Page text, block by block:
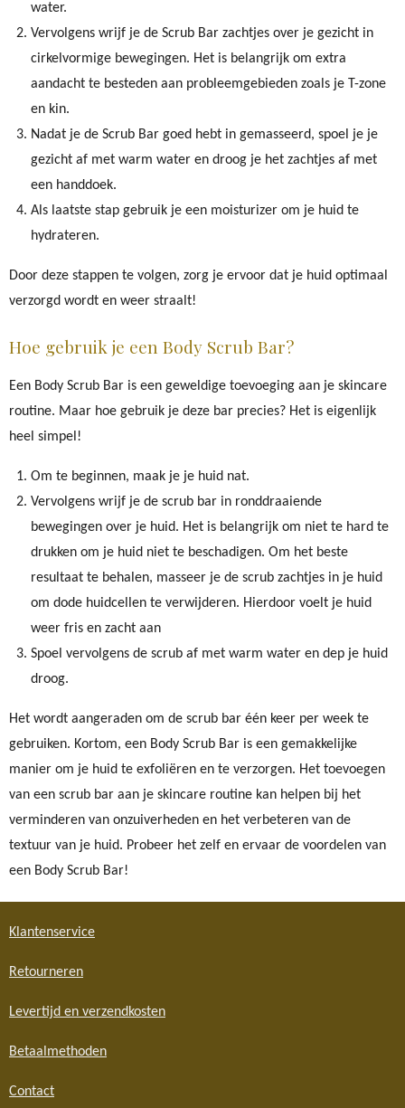
water.
Vervolgens wrijf je de Scrub Bar zachtjes over je gezicht in
cirkelvormige bewegingen. Het is belangrijk om extra
aandacht te besteden aan probleemgebieden zoals je T-zone
en kin.
Nadat je de Scrub Bar goed hebt in gemasseerd, spoel je je
gezicht af met warm water en droog je het zachtjes af met
een handdoek.
Als laatste stap gebruik je een moisturizer om je huid te
hydrateren.
Door deze stappen te volgen, zorg je ervoor dat je huid optimaal
verzorgd wordt en weer straalt!
Hoe gebruik je een Body Scrub Bar?
Een Body Scrub Bar is een geweldige toevoeging aan je skincare
routine. Maar hoe gebruik je deze bar precies? Het is eigenlijk
heel simpel!
Om te beginnen, maak je je huid nat.
Vervolgens wrijf je de scrub bar in ronddraaiende
bewegingen over je huid. Het is belangrijk om niet te hard te
drukken om je huid niet te beschadigen. Om het beste
resultaat te behalen, masseer je de scrub zachtjes in je huid
om dode huidcellen te verwijderen. Hierdoor voelt je huid
weer fris en zacht aan
Spoel vervolgens de scrub af met warm water en dep je huid
droog.
Het wordt aangeraden om de scrub bar één keer per week te
gebruiken. Kortom, een Body Scrub Bar is een gemakkelijke
manier om je huid te exfoliëren en te verzorgen. Het toevoegen
van een scrub bar aan je skincare routine kan helpen bij het
verminderen van onzuiverheden en het verbeteren van de
textuur van je huid. Probeer het zelf en ervaar de voordelen van
een Body Scrub Bar!
Klantenservice
Retourneren
Levertijd en verzendkosten
Betaalmethoden
Contact